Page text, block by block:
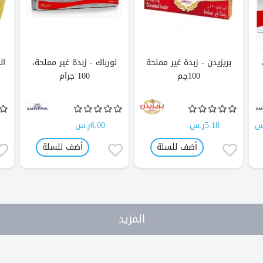
بريزيدن - زبدة غير مملحة
100جم
5.18ر.س
أضف للسلة
لورباك - زبدة غير مملحة،
100 جرام
6.00ر.س
أضف للسلة
المزيد